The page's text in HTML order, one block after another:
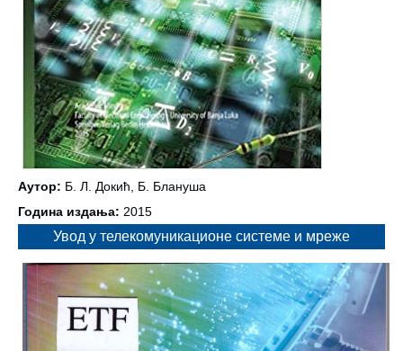
Аутор: Б. Л. Докић, Б. Блануша
Година издања: 2015
Увод у телекомуникационе системе и мреже